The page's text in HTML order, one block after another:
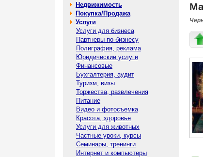
Недвижимость
Покупка/Продажа
Услуги
Услуги для бизнеса
Партнеры по бизнесу
Полиграфия, реклама
Юридические услуги
Финансовые
Бухгалтерия, аудит
Туризм, визы
Торжества, развлечения
Питание
Видео и фотосъемка
Красота, здоровье
Услуги для животных
Частные уроки, курсы
Семинары, тренинги
Интернет и компьютеры